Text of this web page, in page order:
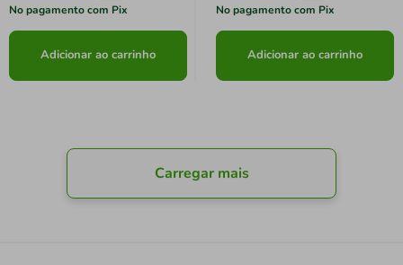
No pagamento com Pix
Adicionar ao carrinho
No pagamento com Pix
Adicionar ao carrinho
Carregar mais